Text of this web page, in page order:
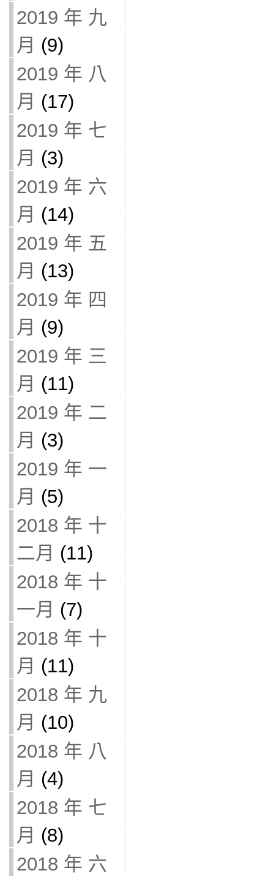
2019 年 九
月 (9)
2019 年 八
月 (17)
2019 年 七
月 (3)
2019 年 六
月 (14)
2019 年 五
月 (13)
2019 年 四
月 (9)
2019 年 三
月 (11)
2019 年 二
月 (3)
2019 年 一
月 (5)
2018 年 十
二月 (11)
2018 年 十
一月 (7)
2018 年 十
月 (11)
2018 年 九
月 (10)
2018 年 八
月 (4)
2018 年 七
月 (8)
2018 年 六